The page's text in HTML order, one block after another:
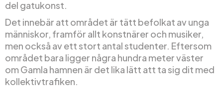
del gatukonst.
Det innebär att området är tätt befolkat av unga
människor, framför allt konstnärer och musiker,
men också av ett stort antal studenter. Eftersom
området bara ligger några hundra meter väster
om Gamla hamnen är det lika lätt att ta sig dit med
kollektivtrafiken.